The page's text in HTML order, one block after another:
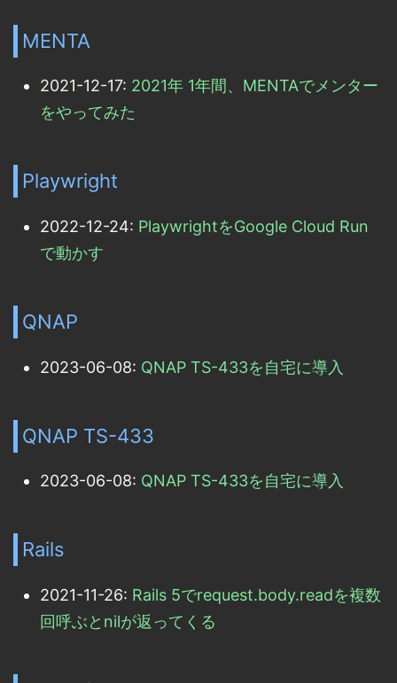
MENTA
2021-12-17: 2021年 1年間、MENTAでメンター
をやってみた
Playwright
2022-12-24: PlaywrightをGoogle Cloud Run
で動かす
QNAP
2023-06-08: QNAP TS-433を自宅に導入
QNAP TS-433
2023-06-08: QNAP TS-433を自宅に導入
Rails
2021-11-26: Rails 5でrequest.body.readを複数
回呼ぶとnilが返ってくる